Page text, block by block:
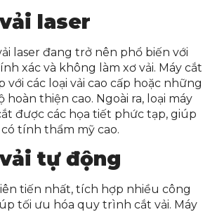
laser
laser đang trở nên phổ biến với
xác và không làm xơ vải. Máy cắt
với các loại vải cao cấp hoặc những
hoàn thiện cao. Ngoài ra, loại máy
được các họa tiết phức tạp, giúp
tính thẩm mỹ cao.
tự động
tiến nhất, tích hợp nhiều công
tối ưu hóa quy trình cắt vải. Máy